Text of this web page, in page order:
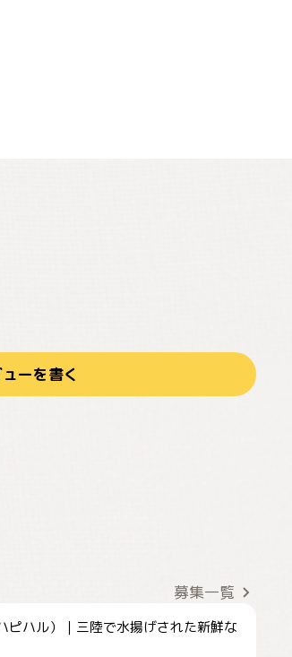
ーを書く
募集一覧
ピハル）｜三陸で水揚げされた新鮮な